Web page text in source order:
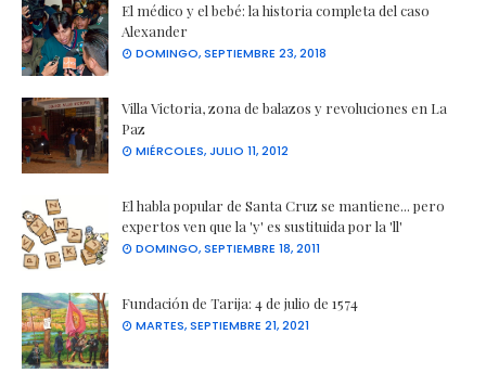
El médico y el bebé: la historia completa del caso
Alexander
DOMINGO, SEPTIEMBRE 23, 2018
Villa Victoria, zona de balazos y revoluciones en La
Paz
MIÉRCOLES, JULIO 11, 2012
El habla popular de Santa Cruz se mantiene... pero
expertos ven que la 'y' es sustituida por la 'll'
DOMINGO, SEPTIEMBRE 18, 2011
Fundación de Tarija: 4 de julio de 1574
MARTES, SEPTIEMBRE 21, 2021